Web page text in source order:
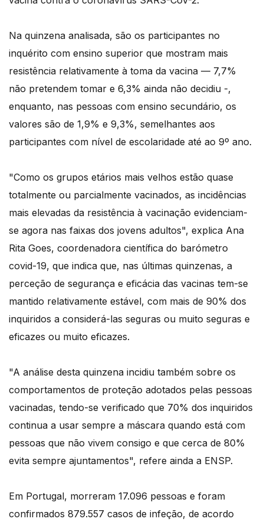
Na quinzena analisada, são os participantes no
inquérito com ensino superior que mostram mais
resistência relativamente à toma da vacina — 7,7%
não pretendem tomar e 6,3% ainda não decidiu -,
enquanto, nas pessoas com ensino secundário, os
valores são de 1,9% e 9,3%, semelhantes aos
participantes com nível de escolaridade até ao 9º ano.
"Como os grupos etários mais velhos estão quase
totalmente ou parcialmente vacinados, as incidências
mais elevadas da resistência à vacinação evidenciam-
se agora nas faixas dos jovens adultos", explica Ana
Rita Goes, coordenadora científica do barómetro
covid-19, que indica que, nas últimas quinzenas, a
perceção de segurança e eficácia das vacinas tem-se
mantido relativamente estável, com mais de 90% dos
inquiridos a considerá-las seguras ou muito seguras e
eficazes ou muito eficazes.
"A análise desta quinzena incidiu também sobre os
comportamentos de proteção adotados pelas pessoas
vacinadas, tendo-se verificado que 70% dos inquiridos
continua a usar sempre a máscara quando está com
pessoas que não vivem consigo e que cerca de 80%
evita sempre ajuntamentos", refere ainda a ENSP.
Em Portugal, morreram 17.096 pessoas e foram
confirmados 879.557 casos de infeção, de acordo